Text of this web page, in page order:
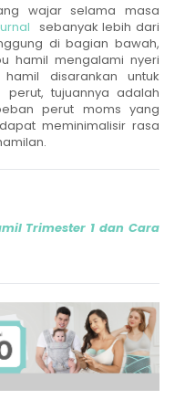
wajar selama masa
sebanyak lebih dari
di bagian bawah,
hamil mengalami nyeri
disarankan untuk
tujuannya adalah
perut moms yang
meminimalisir rasa
Trimester 1 dan Cara